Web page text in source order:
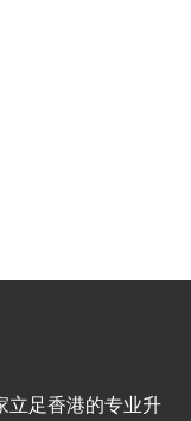
立足香港的专业升